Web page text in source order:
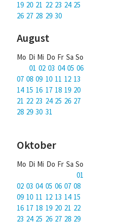
19 20 21 22 23 24 25
26 27 28 29 30
August
Mo Di Mi Do Fr Sa So
01 02 03 04 05 06
07 08 09 10 11 12 13
14 15 16 17 18 19 20
21 22 23 24 25 26 27
28 29 30 31
Oktober
Mo Di Mi Do Fr Sa So
01
02 03 04 05 06 07 08
09 10 11 12 13 14 15
16 17 18 19 20 21 22
23 24 25 26 27 28 29